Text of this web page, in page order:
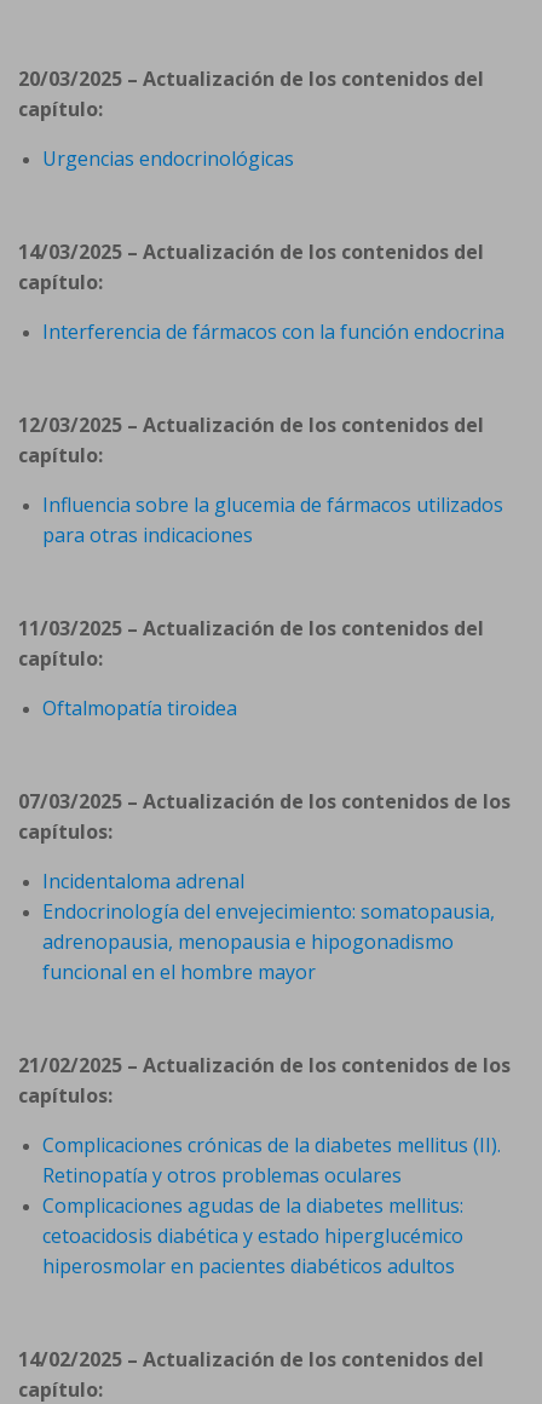
20/03/2025 – Actualización de los contenidos del
capítulo:
Urgencias endocrinológicas
14/03/2025 – Actualización de los contenidos del
capítulo:
Interferencia de fármacos con la función endocrina
12/03/2025 – Actualización de los contenidos del
capítulo:
Influencia sobre la glucemia de fármacos utilizados
para otras indicaciones
11/03/2025 – Actualización de los contenidos del
capítulo:
Oftalmopatía tiroidea
07/03/2025 – Actualización de los contenidos de los
capítulos:
Incidentaloma adrenal
Endocrinología del envejecimiento: somatopausia,
adrenopausia, menopausia e hipogonadismo
funcional en el hombre mayor
21/02/2025 – Actualización de los contenidos de los
capítulos:
Complicaciones crónicas de la diabetes mellitus (II).
Retinopatía y otros problemas oculares
Complicaciones agudas de la diabetes mellitus:
cetoacidosis diabética y estado hiperglucémico
hiperosmolar en pacientes diabéticos adultos
14/02/2025 – Actualización de los contenidos del
capítulo: